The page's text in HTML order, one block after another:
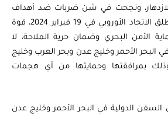
ونجحت في شن ضربات ضد أهداف
حوثية في اليمن، كما أطلق الاتحاد الأوروبي في 19 فبراير 2024، قوة
الأمن البحري وضمان حرية الملاحة، لا
البحر الأحمر وخليج عدن وبحر العرب وخليج
بمرافقتها وحمايتها من أي هجمات
الدولية في البحر الأحمر وخليج عدن